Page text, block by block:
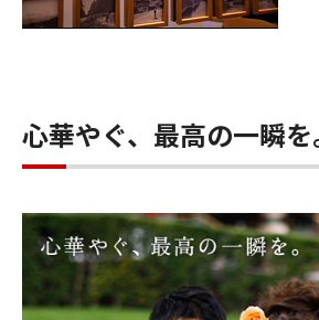
心華やぐ、最高の一瞬を